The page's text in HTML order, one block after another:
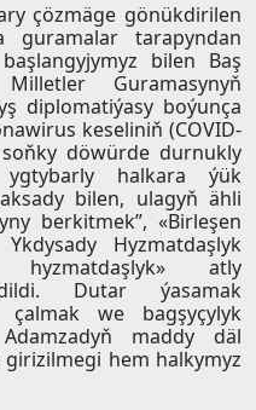
çözmäge gönükdirilen
guramalar tarapyndan
bilen Baş
Guramasynyň
diplomatiýasy boýunça
keseliniň (COVID-
döwürde durnukly
halkara ýük
bilen, ulagyň ähli
berkitmek”, «Birleşen
Hyzmatdaşlyk
hyzmatdaşlyk» atly
Dutar ýasamak
we bagşyçylyk
Adamzadyň maddy däl
hem halkymyz